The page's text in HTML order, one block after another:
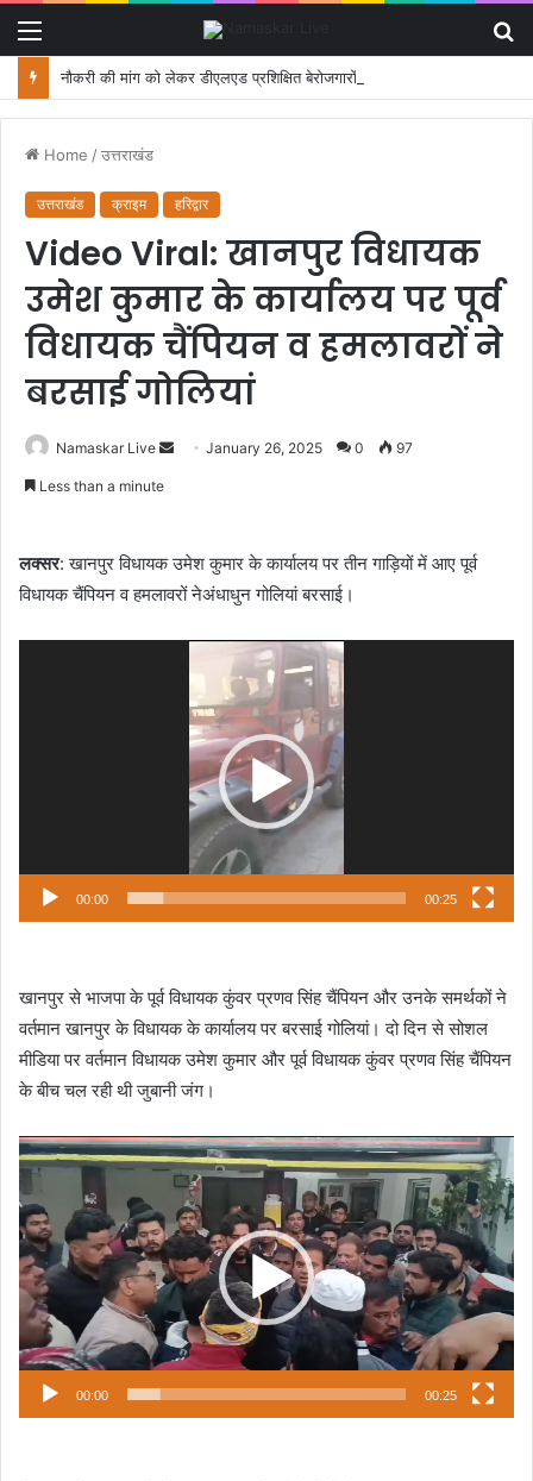
Home /उत्तराखंड
उत्तराखंड क्राइम हरिद्वार
Video Viral: खानपुर विधायक
उमेश कुमार के कार्यालय पर पूर्व
विधायक चैंपियन व हमलावरों ने
बरसाई गोलियां
Namaskar Live
a
n
January 26, 2025 0 97
Less than a minute
लक्सर: खानपुर विधायक उमेश कुमार के कार्यालय पर तीन गाड़ियों में आए पूर्व
विधायक चैंपियन व हमलावरों नेअंधाधुन गोलियां बरसाई।
00:00 00:25
खानपुर से भाजपा के पूर्व विधायक कुंवर प्रणव सिंह चैंपियन और उनके समर्थकों ने
वर्तमान खानपुर के विधायक के कार्यालय पर बरसाई गोलियां। दो दिन से सोशल
मीडिया पर वर्तमान विधायक उमेश कुमार और पूर्व विधायक कुंवर प्रणव सिंह चैंपियन
के बीच चल रही थी जुबानी जंग।
Video
Player
00:00 00:25